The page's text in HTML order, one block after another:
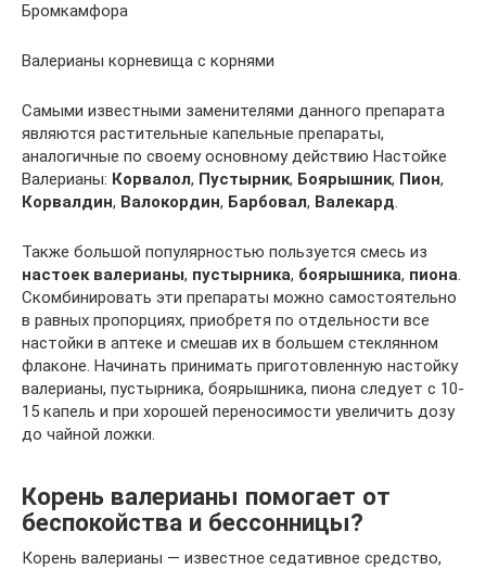
Бромкамфора
Валерианы корневища с корнями
Самыми известными заменителями данного препарата
являются растительные капельные препараты,
аналогичные по своему основному действию Настойке
Валерианы: Корвалол, Пустырник, Боярышник, Пион,
Корвалдин, Валокордин, Барбовал, Валекард.
Также большой популярностью пользуется смесь из
настоек валерианы, пустырника, боярышника, пиона.
Скомбинировать эти препараты можно самостоятельно
в равных пропорциях, приобретя по отдельности все
настойки в аптеке и смешав их в большем стеклянном
флаконе. Начинать принимать приготовленную настойку
валерианы, пустырника, боярышника, пиона следует с 10-
15 капель и при хорошей переносимости увеличить дозу
до чайной ложки.
Корень валерианы помогает от
беспокойства и бессонницы?
Корень валерианы — известное седативное средство,